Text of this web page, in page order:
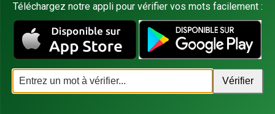
Téléchargez notre appli pour vérifier vos mots facilement :